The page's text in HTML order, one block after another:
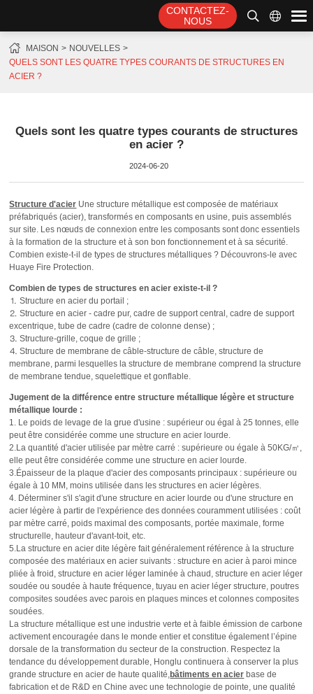
CONTACTEZ-
NOUS
MAISON
NOUVELLES
QUELS SONT LES QUATRE TYPES COURANTS DE STRUCTURES EN
ACIER ?
Quels sont les quatre types courants de structures
en acier ?
2024-06-20
Structure d'acier Une structure métallique est composée de matériaux
préfabriqués (acier), transformés en composants en usine, puis assemblés
sur site. Les nœuds de connexion entre les composants sont donc essentiels
à la formation de la structure et à son bon fonctionnement et à sa sécurité.
Combien existe-t-il de types de structures métalliques ? Découvrons-le avec
Huaye Fire Protection.
Combien de types de structures en acier existe-t-il ?
⒈ Structure en acier du portail ;
⒉ Structure en acier - cadre pur, cadre de support central, cadre de support
excentrique, tube de cadre (cadre de colonne dense) ;
⒊ Structure-grille, coque de grille ;
⒋ Structure de membrane de câble-structure de câble, structure de
membrane, parmi lesquelles la structure de membrane comprend la structure
de membrane tendue, squelettique et gonflable.
Jugement de la différence entre structure métallique légère et structure
métallique lourde :
1. Le poids de levage de la grue d'usine : supérieur ou égal à 25 tonnes, elle
peut être considérée comme une structure en acier lourde.
2.La quantité d'acier utilisée par mètre carré : supérieure ou égale à 50KG/㎡,
elle peut être considérée comme une structure en acier lourde.
3.Épaisseur de la plaque d'acier des composants principaux : supérieure ou
égale à 10 MM, moins utilisée dans les structures en acier légères.
4. Déterminer s'il s'agit d'une structure en acier lourde ou d'une structure en
acier légère à partir de l'expérience des données couramment utilisées : coût
par mètre carré, poids maximal des composants, portée maximale, forme
structurelle, hauteur d'avant-toit, etc.
5.La structure en acier dite légère fait généralement référence à la structure
composée des matériaux en acier suivants : structure en acier à paroi mince
pliée à froid, structure en acier léger laminée à chaud, structure en acier léger
soudée ou soudée à haute fréquence, tuyau en acier léger structure, poutres
composites soudées avec parois en plaques minces et colonnes composites
soudées.
La structure métallique est une industrie verte et à faible émission de carbone
activement encouragée dans le monde entier et constitue également l’épine
dorsale de la transformation du secteur de la construction. Respectez la
tendance du développement durable, Honglu continuera à conserver la plus
grande structure en acier de haute qualité,bâtiments en acier base de
fabrication et de R&D en Chine avec une technologie de pointe, une qualité